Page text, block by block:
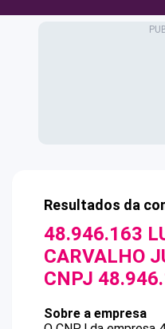
Resultados da
48.946.163
CARVALHO
CNPJ
Sobre a empresa